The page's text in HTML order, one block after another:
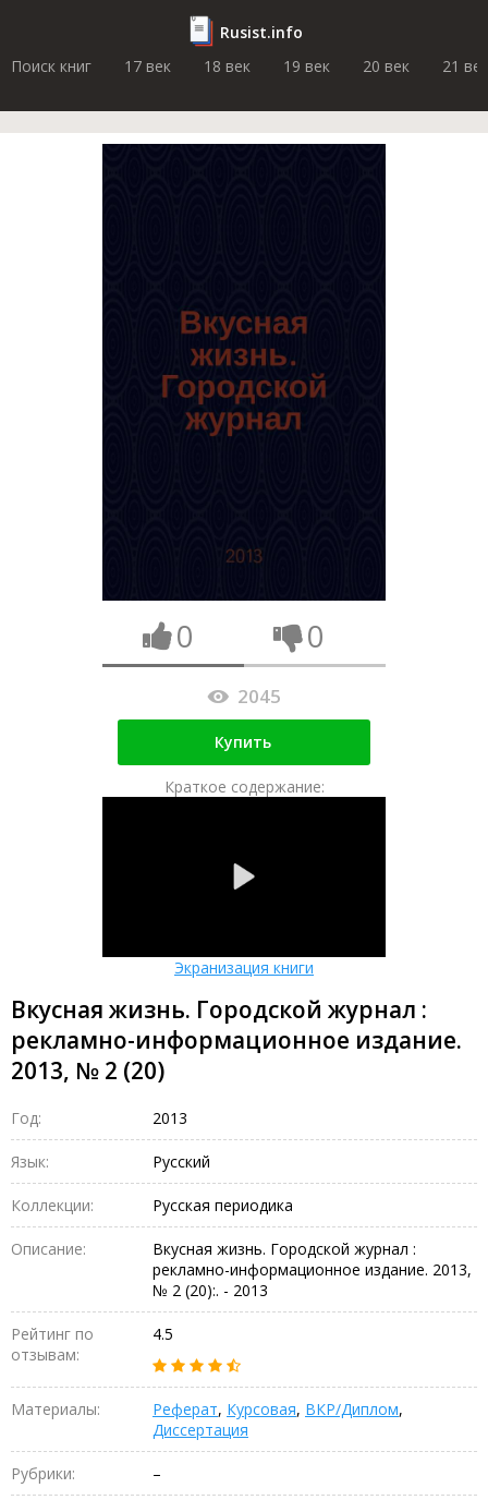
Rusist.info
Поиск книг
17 век 18 век 19 век 20 век 21 век
0 0
2045
Купить
Краткое содержание:
Экранизация книги
Вкусная жизнь. Городской журнал :
рекламно-информационное издание.
2013, № 2 (20)
Год: 2013
Язык: Русский
Коллекции: Русская периодика
Описание:
Вкусная жизнь. Городской журнал :
рекламно-информационное издание. 2013,
№ 2 (20):. - 2013
Рейтинг по
отзывам:
4.5
Материалы: Реферат, Курсовая, ВКР/Диплом,
Диссертация
Рубрики: –